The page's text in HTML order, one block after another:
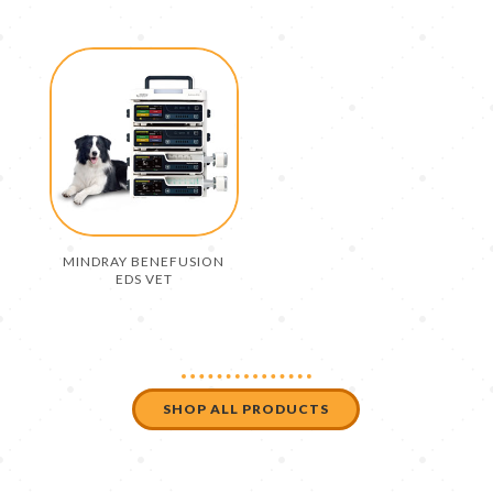
MINDRAY BENEFUSION
EDS VET
SHOP ALL PRODUCTS